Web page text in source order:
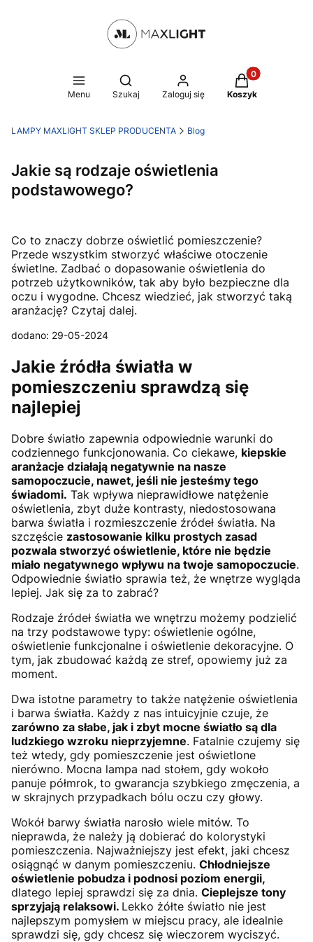
Menu
Otwórz wyszukiwarkę
Szukaj Zaloguj się
Produkty w
Koszyk
LAMPY MAXLIGHT SKLEP PRODUCENTA Blog
Jakie są rodzaje oświetlenia
podstawowego?
Co to znaczy dobrze oświetlić pomieszczenie?
Przede wszystkim stworzyć właściwe otoczenie
świetlne. Zadbać o dopasowanie oświetlenia do
potrzeb użytkowników, tak aby było bezpieczne dla
oczu i wygodne. Chcesz wiedzieć, jak stworzyć taką
aranżację? Czytaj dalej.
dodano: 29-05-2024
Jakie źródła światła w
pomieszczeniu sprawdzą się
najlepiej
Dobre światło zapewnia odpowiednie warunki do
codziennego funkcjonowania. Co ciekawe, kiepskie
aranżacje działają negatywnie na nasze
samopoczucie, nawet, jeśli nie jesteśmy tego
świadomi. Tak wpływa nieprawidłowe natężenie
oświetlenia, zbyt duże kontrasty, niedostosowana
barwa światła i rozmieszczenie źródeł światła. Na
szczęście zastosowanie kilku prostych zasad
pozwala stworzyć oświetlenie, które nie będzie
miało negatywnego wpływu na twoje samopoczucie.
Odpowiednie światło sprawia też, że wnętrze wygląda
lepiej. Jak się za to zabrać?
Rodzaje źródeł światła we wnętrzu możemy podzielić
na trzy podstawowe typy: oświetlenie ogólne,
oświetlenie funkcjonalne i oświetlenie dekoracyjne. O
tym, jak zbudować każdą ze stref, opowiemy już za
moment.
Dwa istotne parametry to także natężenie oświetlenia
i barwa światła. Każdy z nas intuicyjnie czuje, że
zarówno za słabe, jak i zbyt mocne światło są dla
ludzkiego wzroku nieprzyjemne. Fatalnie czujemy się
też wtedy, gdy pomieszczenie jest oświetlone
nierówno. Mocna lampa nad stołem, gdy wokoło
panuje półmrok, to gwarancja szybkiego zmęczenia, a
w skrajnych przypadkach bólu oczu czy głowy.
Wokół barwy światła narosło wiele mitów. To
nieprawda, że należy ją dobierać do kolorystyki
pomieszczenia. Najważniejszy jest efekt, jaki chcesz
osiągnąć w danym pomieszczeniu. Chłodniejsze
oświetlenie pobudza i podnosi poziom energii,
dlatego lepiej sprawdzi się za dnia. Cieplejsze tony
sprzyjają relaksowi. Lekko żółte światło nie jest
najlepszym pomysłem w miejscu pracy, ale idealnie
sprawdzi się, gdy chcesz się wieczorem wyciszyć.